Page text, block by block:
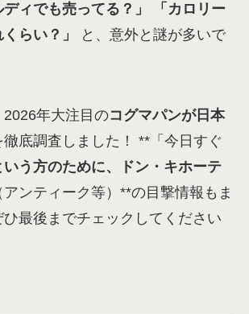
ィでも売ってる？」
「カロリー
らい？」
と、意外と謎が多いで
年大注目のコグマパンが日本
徹底調査しました！ **「今日すぐ
いう方のために、ドン・キホーテ
ンティーク等）**の目撃情報もま
ひ最後までチェックしてください